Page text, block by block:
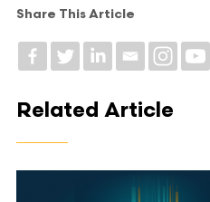
Share This Article
Related Article